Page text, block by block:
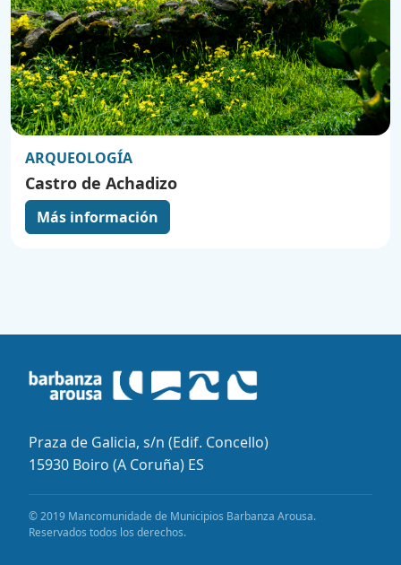
ARQUEOLOGÍA
Castro de Achadizo
Más información
Praza de Galicia, s/n (Edif. Concello)
15930 Boiro (A Coruña) ES
© 2019 Mancomunidade de Municipios Barbanza Arousa.
Reservados todos los derechos.